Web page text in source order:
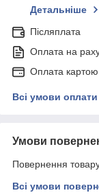
Детальніше
Післяплата
Оплата на
Оплата
Всі умови оплати
Умови
Повернення
Всі умови